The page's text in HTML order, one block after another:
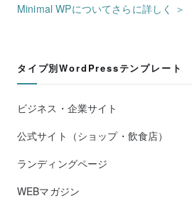
Minimal WPについてさらに詳しく ＞
タイプ別WordPressテンプレート
ビジネス・企業サイト
公式サイト（ショップ・飲食店）
ランディングページ
WEBマガジン